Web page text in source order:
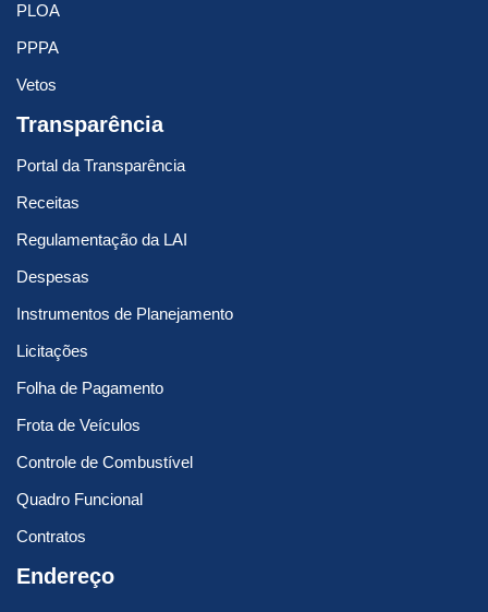
PLOA
PPPA
Vetos
Transparência
Portal da Transparência
Receitas
Regulamentação da LAI
Despesas
Instrumentos de Planejamento
Licitações
Folha de Pagamento
Frota de Veículos
Controle de Combustível
Quadro Funcional
Contratos
Endereço